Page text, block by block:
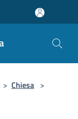
> Chiesa >